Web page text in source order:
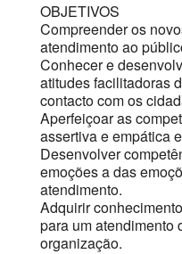
OBJETIVOS
Compreender os
atendimento ao
Conhecer e
atitudes facilitadoras
contacto com os
Aperfeiçoar as
assertiva e empática
Desenvolver
emoções a das
atendimento.
Adquirir
para um atendimento
organização.